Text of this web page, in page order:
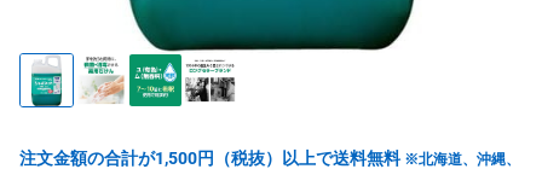
注文金額の合計が1,500円（税抜）以上で送料無料 ※北海道、沖縄、